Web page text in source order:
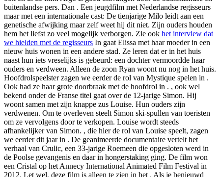
buitenlandse pers. Dan . Een jeugdfilm met Nederlandse regisseurs
maar met een internationale cast: De tienjarige Milo leidt aan een
genetische afwijking maar zelf weet hij dit niet. Zijn ouders houden
hem het liefst zo veel mogelijk verborgen. Zie ook het interview dat
we hielden met de regisseurs In gaat Elissa met haar moeder in een
nieuw huis wonen in een andere stad. Ze leren dat er in het huis
naast hun iets vreselijks is gebeurd: een dochter vermoordde haar
ouders en verdween. Alleen de zoon Ryan woont nu nog in het huis.
Hoofdrolspeelsterzagen we eerder de rol van Mystique spelen in .
Ook had ze haar grote doorbraak met de hoofdrol in . , ook wel
bekend onder de Franse titel gaat over de 12-jarige Simon. Hij
woont samen met zijn knappe zus Louise. Hun ouders zijn
verdwenen. Om te overleven steelt Simon ski-spullen van toeristen
om ze vervolgens door te verkopen. Louise wordt steeds
afhankelijker van Simon. , die hier de rol van Louise speelt, zagen
we eerder dit jaar in . De geanimeerde documentaire vertelt het
verhaal van Crulic, een 33-jarige Roemeen die opgesloten werd in
de Poolse gevangenis en daar in hongerstaking ging. De film won
een Cristal op het Annecy International Animated Film Festival in
2012. Let wel, deze film is alleen te zien in het . Als je benieuwd